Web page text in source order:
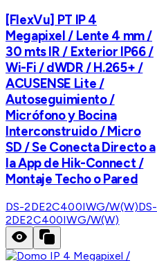
[FlexVu] PT IP 4
Megapixel / Lente 4 mm /
30 mts IR / Exterior IP66 /
Wi-Fi / dWDR / H.265+ /
ACUSENSE Lite /
Autoseguimiento /
Micrófono y Bocina
Interconstruido / Micro
SD / Se Conecta Directo a
la App de Hik-Connect /
Montaje Techo o Pared
DS-2DE2C400IWG/W(W)DS-
2DE2C400IWG/W(W)